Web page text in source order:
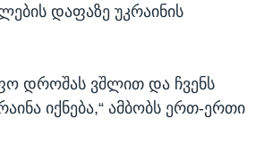
დაფაზე უკრაინის
დროშას ვშლით და ჩვენს
იქნება,“ ამბობს ერთ-ერთი